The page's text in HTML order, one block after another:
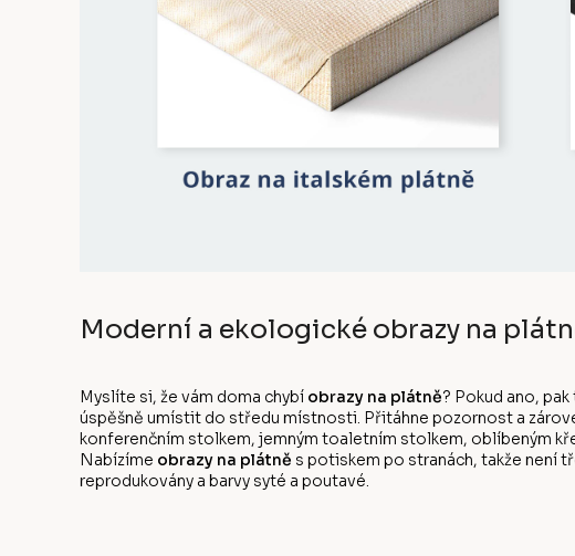
Moderní a ekologické obrazy na
Myslíte si, že vám doma chybí obrazy na plátně? Pokud ano,
úspěšně umístit do středu místnosti. Přitáhne pozornost a
konferenčním stolkem, jemným toaletním stolkem, oblíbeným
Nabízíme obrazy na plátně s potiskem po stranách, takže není
reprodukovány a barvy syté a poutavé.